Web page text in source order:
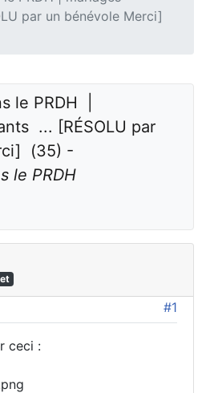
par un bénévole Merci]
le PRDH  |
... [RÉSOLU par
le PRDH
#1
ceci :